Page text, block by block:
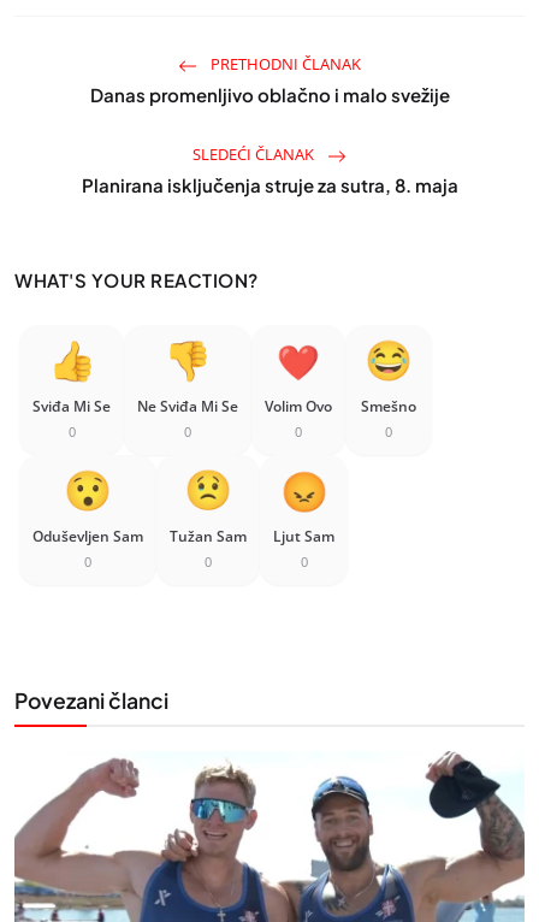
PRETHODNI ČLANAK
Danas promenljivo oblačno i malo svežije
SLEDEĆI ČLANAK
Planirana isključenja struje za sutra, 8. maja
WHAT'S YOUR REACTION?
Sviđa Mi Se
0
Ne Sviđa Mi Se
0
Volim Ovo
0
Smešno
0
Oduševljen Sam
0
Tužan Sam
0
Ljut Sam
0
Povezani članci